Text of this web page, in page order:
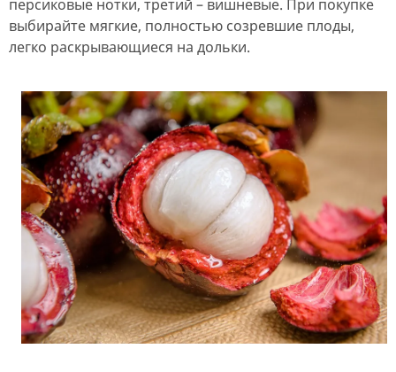
персиковые нотки, третий – вишневые. При покупке
выбирайте мягкие, полностью созревшие плоды,
легко раскрывающиеся на дольки.